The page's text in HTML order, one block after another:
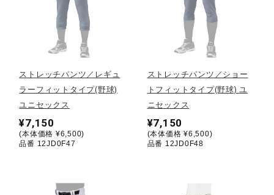
トレーニング
ゴルフ
ストレッチパンツ／レギュ
ラーフィットタイプ(野球)
ユニセックス
¥7,150
(本体価格 ¥6,500)
品番 12JD0F47
ストレッチパンツ／ショー
トフィットタイプ(野球) ユ
ニセックス
¥7,150
(本体価格 ¥6,500)
品番 12JD0F48